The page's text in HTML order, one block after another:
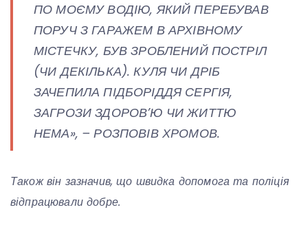
ПО МОЄМУ ВОДІЮ, ЯКИЙ ПЕРЕБУВАВ
ПОРУЧ З ГАРАЖЕМ В АРХІВНОМУ
МІСТЕЧКУ, БУВ ЗРОБЛЕНИЙ ПОСТРІЛ
(ЧИ ДЕКІЛЬКА). КУЛЯ ЧИ ДРІБ
ЗАЧЕПИЛА ПІДБОРІДДЯ СЕРГІЯ,
ЗАГРОЗИ ЗДОРОВ’Ю ЧИ ЖИТТЮ
НЕМА», – РОЗПОВІВ ХРОМОВ.
Також він зазначив, що швидка допомога та поліція
відпрацювали добре.